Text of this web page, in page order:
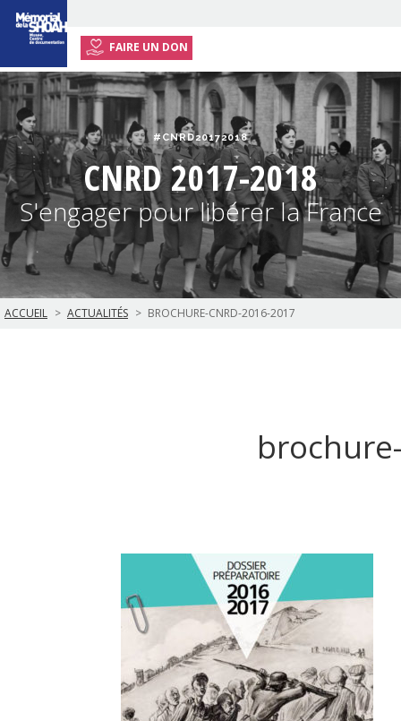
FAIRE UN DON
ACCUEIL
EXPOSITION ITINÉRANTE
ACTIVITÉS
RESSOURCES
ENSEIGNANTS
INFOS PRATIQUES
#CNRD20172018
CNRD 2017-2018
S'engager pour libérer la France
ACCUEIL ACTUALITÉS BROCHURE-CNRD-2016-2017